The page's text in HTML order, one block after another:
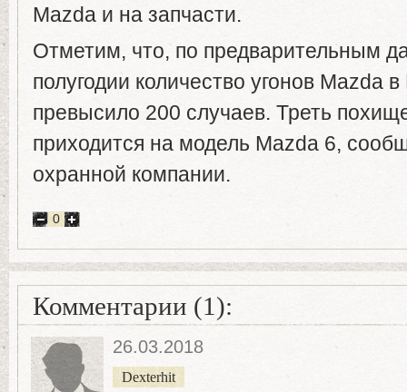
Mazda и на запчасти.
Отметим, что, по предварительным
полугодии количество угонов Mazda
превысило 200 случаев. Треть
приходится на модель Mazda 6,
охранной компании.
0
Комментарии (1):
26.03.2018
Dexterhit